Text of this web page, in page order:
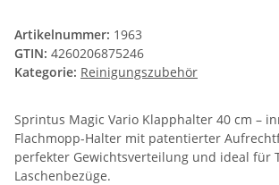
Artikelnummer: 1963
GTIN: 4260206875246
Kategorie: Reinigungszubehör
Sprintus Magic Vario Klapphalter 40 cm –
Flachmopp-Halter mit patentierter
perfekter Gewichtsverteilung und ideal für
Laschenbezüge.